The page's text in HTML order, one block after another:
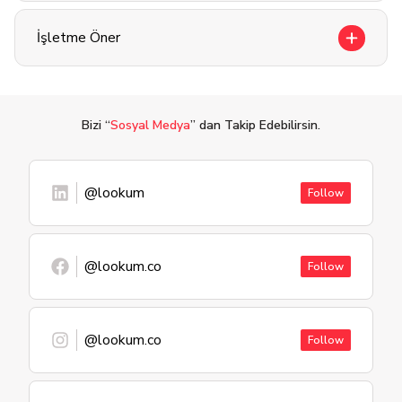
İşletme Öner
Bizi “Sosyal Medya” dan Takip Edebilirsin.
@lookum Follow
@lookum.co Follow
@lookum.co Follow